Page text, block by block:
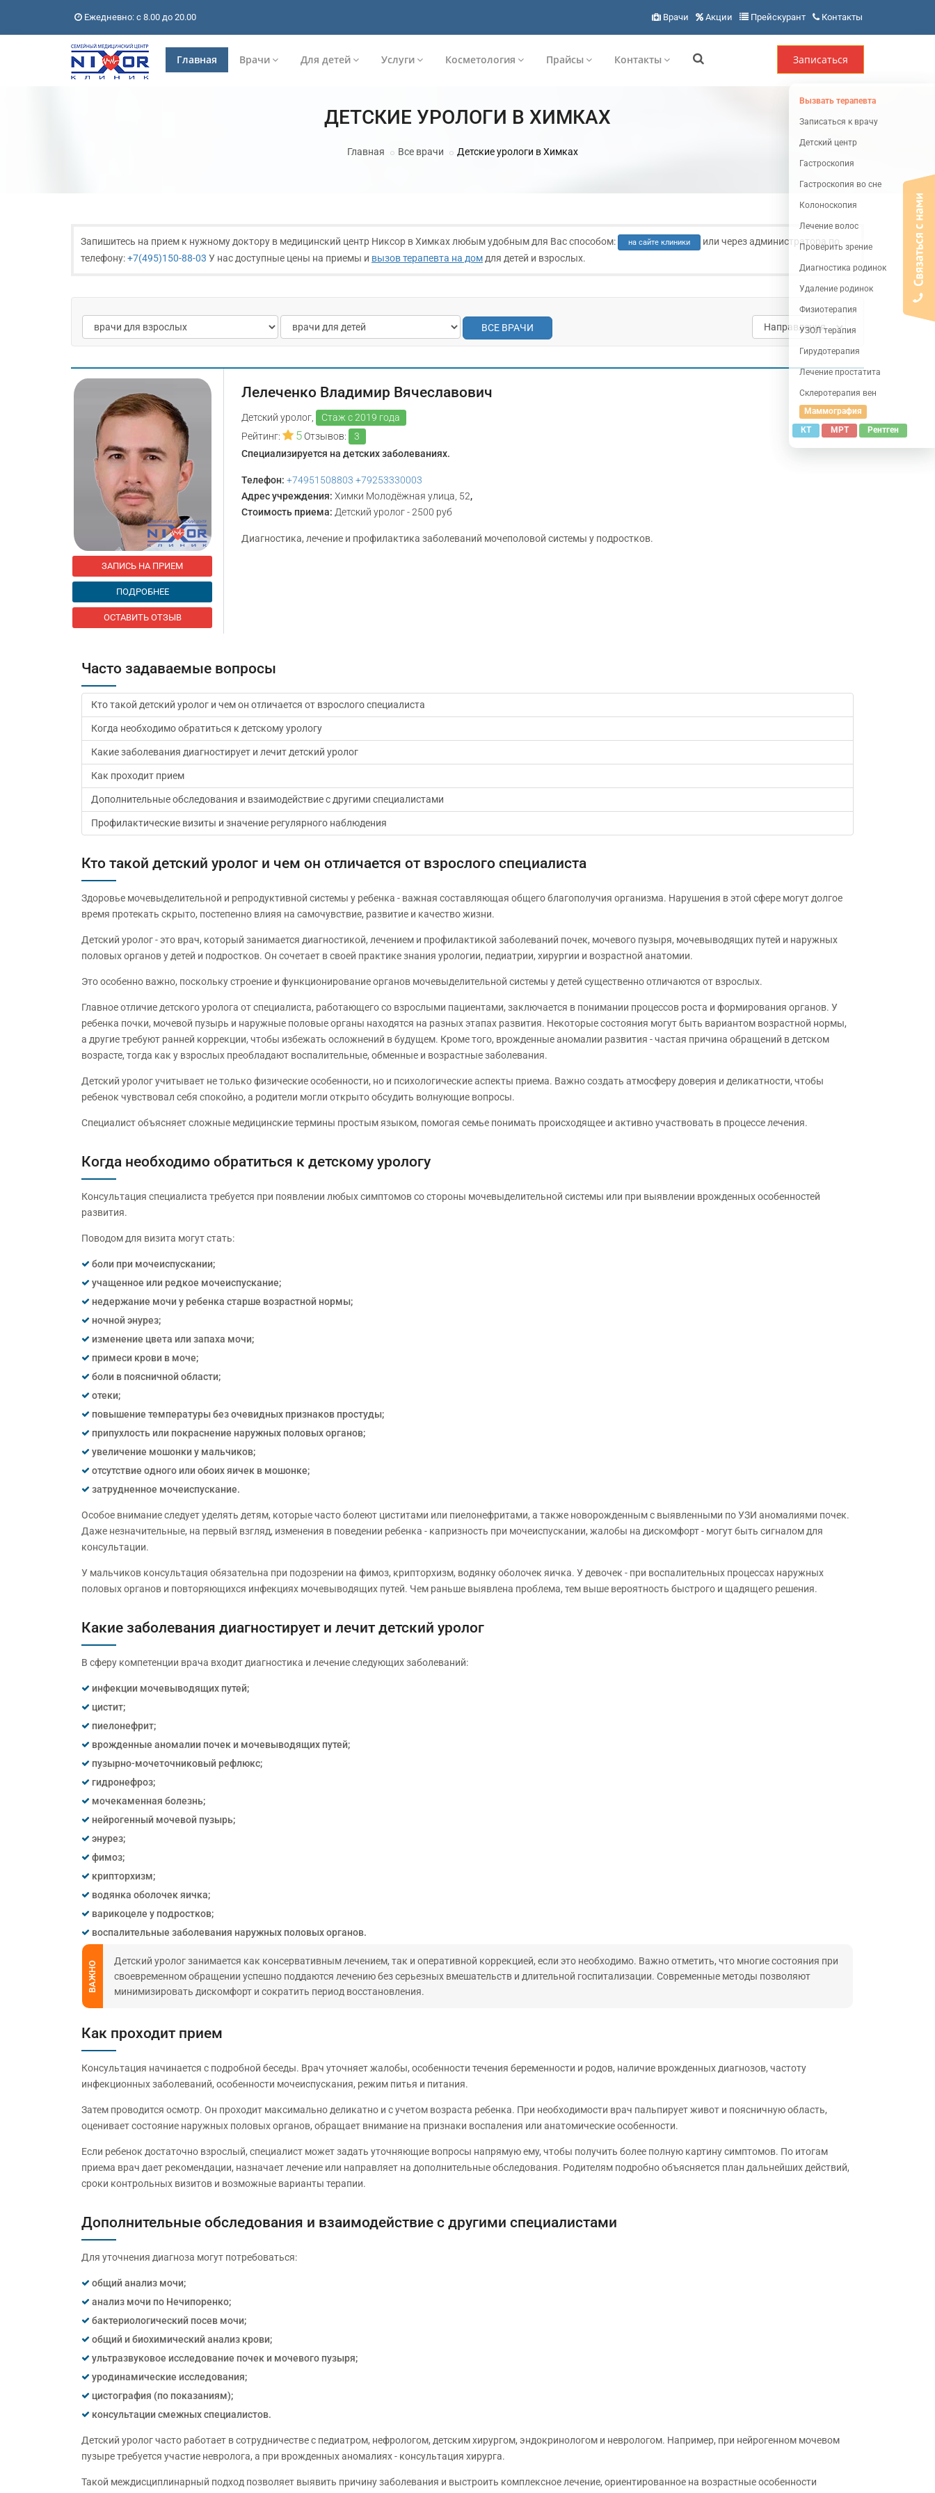
Ежедневно: с 8.00 до 20.00 Врачи Акции Прейскурант Контакты
Главная Врачи Для детей Услуги Косметология Прайсы Контакты Записаться
ДЕТСКИЕ УРОЛОГИ В ХИМКАХ
Главная Все врачи Детские урологи в Химках
Запишитесь на прием к нужному доктору в медицинский центр Никсор в Химках любым удобным для Вас способом: на сайте клиники
или через администратора по
телефону:+7(495)150-88-03 У нас доступные цены на приемы и вызов терапевта на дом для детей и взрослых.
ВСЕ ВРАЧИ
ЗАПИСЬ НА ПРИЕМ
ПОДРОБНЕЕ
ОСТАВИТЬ ОТЗЫВ
Лелеченко Владимир Вячеславович
Детский уролог,
Стаж с 2019 года
Рейтинг:
5Отзывов:
3
Специализируется на детских заболеваниях.
Телефон: +74951508803 +79253330003
Адрес учреждения: Химки Молодёжная улица, 52,
Стоимость приема: Детский уролог - 2500 руб
Диагностика, лечение и профилактика заболеваний мочеполовой системы у подростков.
Часто задаваемые вопросы
Кто такой детский уролог и чем он отличается от взрослого специалиста
Когда необходимо обратиться к детскому урологу
Какие заболевания диагностирует и лечит детский уролог
Как проходит прием
Дополнительные обследования и взаимодействие с другими специалистами
Профилактические визиты и значение регулярного наблюдения
Кто такой детский уролог и чем он отличается от взрослого специалиста
Здоровье мочевыделительной и репродуктивной системы у ребенка - важная составляющая общего благополучия организма. Нарушения в этой сфере могут долгое
время протекать скрыто, постепенно влияя на самочувствие, развитие и качество жизни.
Детский уролог - это врач, который занимается диагностикой, лечением и профилактикой заболеваний почек, мочевого пузыря, мочевыводящих путей и наружных
половых органов у детей и подростков. Он сочетает в своей практике знания урологии, педиатрии, хирургии и возрастной анатомии.
Это особенно важно, поскольку строение и функционирование органов мочевыделительной системы у детей существенно отличаются от взрослых.
Главное отличие детского уролога от специалиста, работающего со взрослыми пациентами, заключается в понимании процессов роста и формирования органов. У
ребенка почки, мочевой пузырь и наружные половые органы находятся на разных этапах развития. Некоторые состояния могут быть вариантом возрастной нормы,
а другие требуют ранней коррекции, чтобы избежать осложнений в будущем. Кроме того, врожденные аномалии развития - частая причина обращений в детском
возрасте, тогда как у взрослых преобладают воспалительные, обменные и возрастные заболевания.
Детский уролог учитывает не только физические особенности, но и психологические аспекты приема. Важно создать атмосферу доверия и деликатности, чтобы
ребенок чувствовал себя спокойно, а родители могли открыто обсудить волнующие вопросы.
Специалист объясняет сложные медицинские термины простым языком, помогая семье понимать происходящее и активно участвовать в процессе лечения.
Когда необходимо обратиться к детскому урологу
Консультация специалиста требуется при появлении любых симптомов со стороны мочевыделительной системы или при выявлении врожденных особенностей
развития.
Поводом для визита могут стать:
боли при мочеиспускании;
учащенное или редкое мочеиспускание;
недержание мочи у ребенка старше возрастной нормы;
ночной энурез;
изменение цвета или запаха мочи;
примеси крови в моче;
боли в поясничной области;
отеки;
повышение температуры без очевидных признаков простуды;
припухлость или покраснение наружных половых органов;
увеличение мошонки у мальчиков;
отсутствие одного или обоих яичек в мошонке;
затрудненное мочеиспускание.
Особое внимание следует уделять детям, которые часто болеют циститами или пиелонефритами, а также новорожденным с выявленными по УЗИ аномалиями почек.
Даже незначительные, на первый взгляд, изменения в поведении ребенка - капризность при мочеиспускании, жалобы на дискомфорт - могут быть сигналом для
консультации.
У мальчиков консультация обязательна при подозрении на фимоз, крипторхизм, водянку оболочек яичка. У девочек - при воспалительных процессах наружных
половых органов и повторяющихся инфекциях мочевыводящих путей. Чем раньше выявлена проблема, тем выше вероятность быстрого и щадящего решения.
Какие заболевания диагностирует и лечит детский уролог
В сферу компетенции врача входит диагностика и лечение следующих заболеваний:
инфекции мочевыводящих путей;
цистит;
пиелонефрит;
врожденные аномалии почек и мочевыводящих путей;
пузырно-мочеточниковый рефлюкс;
гидронефроз;
мочекаменная болезнь;
нейрогенный мочевой пузырь;
энурез;
фимоз;
крипторхизм;
водянка оболочек яичка;
варикоцеле у подростков;
воспалительные заболевания наружных половых органов.
ВАЖНО
Детский уролог занимается как консервативным лечением, так и оперативной коррекцией, если это необходимо. Важно отметить, что многие состояния при
своевременном обращении успешно поддаются лечению без серьезных вмешательств и длительной госпитализации. Современные методы позволяют
минимизировать дискомфорт и сократить период восстановления.
Как проходит прием
Консультация начинается с подробной беседы. Врач уточняет жалобы, особенности течения беременности и родов, наличие врожденных диагнозов, частоту
инфекционных заболеваний, особенности мочеиспускания, режим питья и питания.
Затем проводится осмотр. Он проходит максимально деликатно и с учетом возраста ребенка. При необходимости врач пальпирует живот и поясничную область,
оценивает состояние наружных половых органов, обращает внимание на признаки воспаления или анатомические особенности.
Если ребенок достаточно взрослый, специалист может задать уточняющие вопросы напрямую ему, чтобы получить более полную картину симптомов. По итогам
приема врач дает рекомендации, назначает лечение или направляет на дополнительные обследования. Родителям подробно объясняется план дальнейших действий,
сроки контрольных визитов и возможные варианты терапии.
Дополнительные обследования и взаимодействие с другими специалистами
Для уточнения диагноза могут потребоваться:
общий анализ мочи;
анализ мочи по Нечипоренко;
бактериологический посев мочи;
общий и биохимический анализ крови;
ультразвуковое исследование почек и мочевого пузыря;
уродинамические исследования;
цистография (по показаниям);
консультации смежных специалистов.
Детский уролог часто работает в сотрудничестве с педиатром, нефрологом, детским хирургом, эндокринологом и неврологом. Например, при нейрогенном мочевом
пузыре требуется участие невролога, а при врожденных аномалиях - консультация хирурга.
Такой междисциплинарный подход позволяет выявить причину заболевания и выстроить комплексное лечение, ориентированное на возрастные особенности
Вызвать терапевта
Записаться к врачу
Детский центр
Гастроскопия
Гастроскопия во сне
Колоноскопия
Лечение волос
Проверить зрение
Диагностика родинок
Удаление родинок
Физиотерапия
УЗОЛ терапия
Гирудотерапия
Лечение простатита
Склеротерапия вен
Маммография
КТ
МРТ Рентген